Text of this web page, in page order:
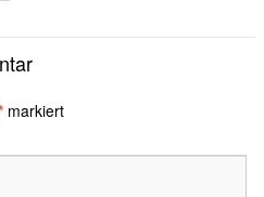
markiert